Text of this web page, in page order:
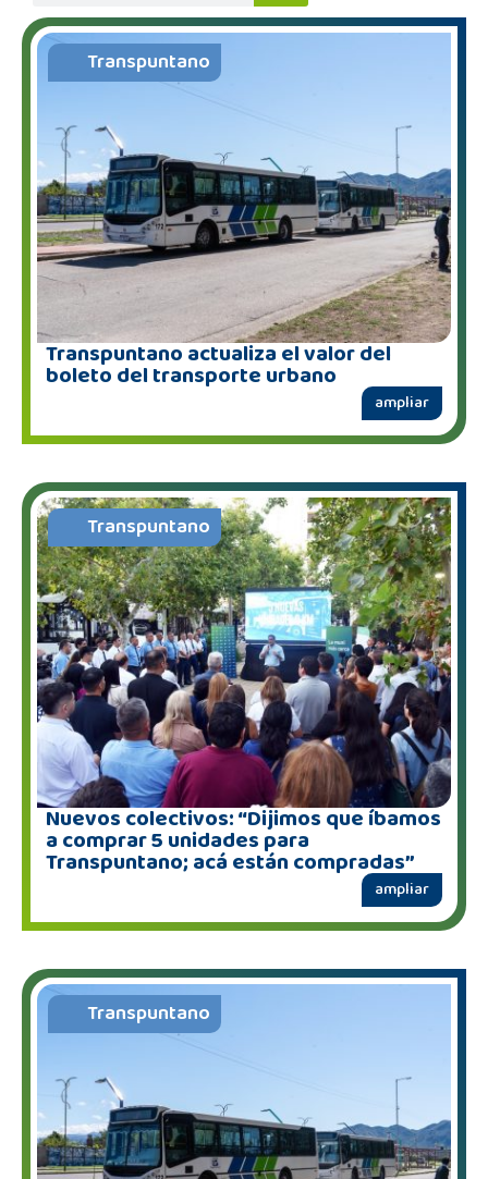
Transpuntano
Transpuntano actualiza el valor del
boleto del transporte urbano
ampliar
Transpuntano
Nuevos colectivos: “Dijimos que íbamos
a comprar 5 unidades para
Transpuntano; acá están compradas”
ampliar
Transpuntano